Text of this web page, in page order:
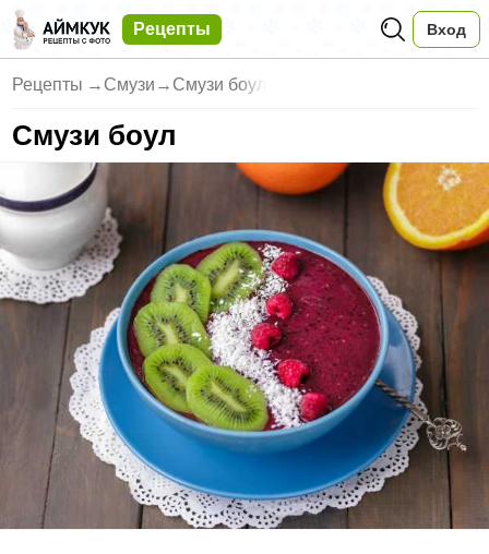
Рецепты Вход
Рецепты → Смузи → Смузи боул
Смузи боул